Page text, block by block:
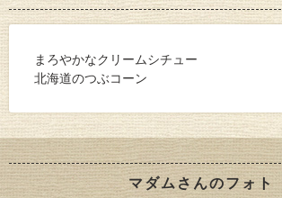
まろやかなクリームシチュー
北海道のつぶコーン
マダムさんのフォト